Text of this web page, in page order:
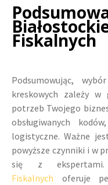
Fiskalnych
Podsumowując,
kreskowych zależy w
potrzeb Twojego
obsługiwanych
logistyczne. Ważne
powyższe czynniki i w
się z
Fiskalnych oferuje